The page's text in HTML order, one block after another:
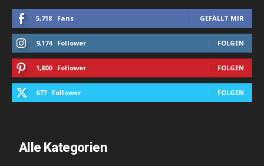
5,718 Fans GEFÄLLT MIR
9,174 Follower FOLGEN
1,800 Follower FOLGEN
677 Follower FOLGEN
Alle Kategorien